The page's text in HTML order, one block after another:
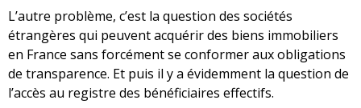
L’autre problème, c’est la question des sociétés
étrangères qui peuvent acquérir des biens immobiliers
en France sans forcément se conformer aux obligations
de transparence. Et puis il y a évidemment la question de
l’accès au registre des bénéficiaires effectifs.